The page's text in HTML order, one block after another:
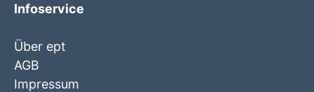
Infoservice
Über ept
AGB
Impressum